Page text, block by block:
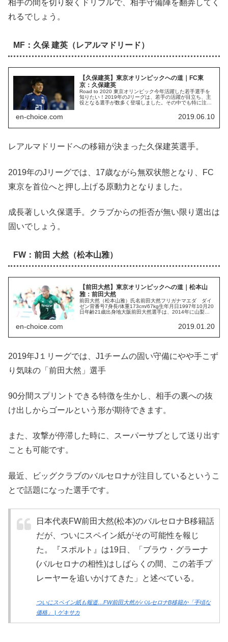
相手の間を切り裂くドリブルで、相手守備陣を翻弄してく
れるでしょう。
MF：久保 建英（レアルマドリード）
【久保建英】東京オリンピックへの道｜FC東
京：久保建英
Road to 2020 東京オリンピック今年活躍した若手選手を
知りたい！2019年のJリーグは、若手の活躍が目立ち、主
役となる選手が数多く登場しました。その中でも特に注目
en-choice.com 2019.06.10
レアルマドリードへの移籍が決まった久保建英選手。
2019年のJリーグでは、17歳ながら無双状態となり、FC
東京を首位へと押し上げる原動力となりました。
成長著しい久保選手。クラブからの拒否が無い限り選出は
固いでしょう。
FW：前田 大然（松本山雅）
【前田大然】東京オリンピックへの道｜松本山
雅：前田大然
前田大然（松本山雅）氏名前田大然フリガナマエダ ダイ
ゼン背番号7身長/体重173cm/67kg生年月日1997年10月20
日年齢21歳出身地大阪前田大然選手は、2014年に山梨学
en-choice.com 2019.01.20
2019年J１リーグでは、J1チームの固い守備にやや手こず
り気味の「前田大然」選手
90分間スプリントできる特徴を生かし、相手の裏への抜
け出しからゴールという形が期待できます。
また、攻撃が停滞した時に、スーパーサブとして送り出す
ことも可能です。
最近、ビッグクラブのバルセロナが注目しているというこ
とで話題になった選手です。
日本代表FW前田大然(松本)のバルセロナB移籍話
だが、ついにスペイン紙がその可能性を報じ
た。『スポルト』は19日、「ブラウ・グラーナ
(バルセロナの相性)はしばらくの間、この若手プ
レーヤーを追いかけてきた」と述べている。
ついにスペイン紙も報道…FW前田大然がバルセロナB移籍か「手頃な
価格」 | ゲキサカ